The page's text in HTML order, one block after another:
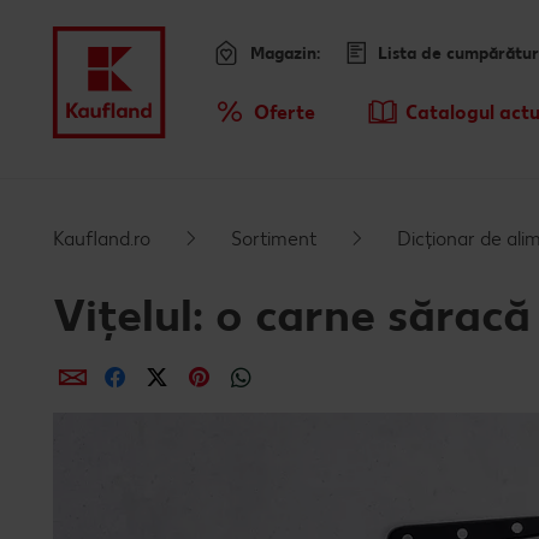
Subsol
Meniu Oferte Catalogul
Magazin: Lista de
Kaufland.ro Sortiment Dicționar de
Vițelul: o carne
DistribuieDistribuieDistribuieDistribuie